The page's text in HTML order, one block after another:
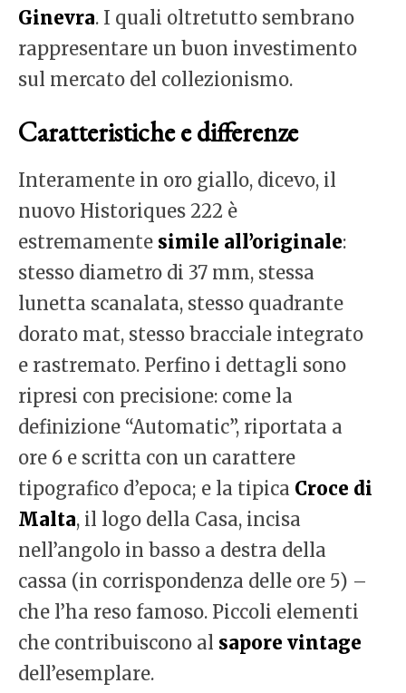
Ginevra. I quali oltretutto sembrano
rappresentare un buon investimento
sul mercato del collezionismo.
Caratteristiche e differenze
Interamente in oro giallo, dicevo, il
nuovo Historiques 222 è
estremamente simile all’originale:
stesso diametro di 37 mm, stessa
lunetta scanalata, stesso quadrante
dorato mat, stesso bracciale integrato
e rastremato. Perfino i dettagli sono
ripresi con precisione: come la
definizione “Automatic”, riportata a
ore 6 e scritta con un carattere
tipografico d’epoca; e la tipica Croce di
Malta, il logo della Casa, incisa
nell’angolo in basso a destra della
cassa (in corrispondenza delle ore 5) –
che l’ha reso famoso. Piccoli elementi
che contribuiscono al sapore vintage
dell’esemplare.